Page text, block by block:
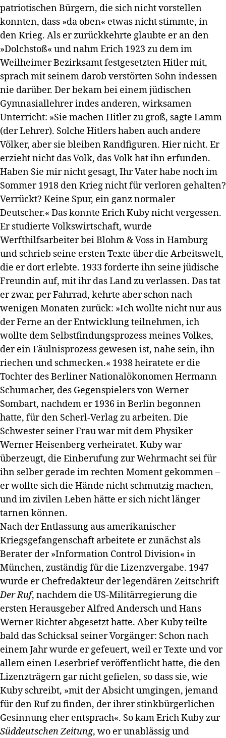
patriotischen Bürgern, die sich nicht vorstellen
konnten, dass »da oben« etwas nicht stimmte, in
den Krieg. Als er zurückkehrte glaubte er an den
»Dolchstoß« und nahm Erich 1923 zu dem im
Weilheimer Bezirksamt festgesetzten Hitler mit,
sprach mit seinem darob verstörten Sohn indessen
nie darüber. Der bekam bei einem jüdischen
Gymnasiallehrer indes anderen, wirksamen
Unterricht: »Sie machen Hitler zu groß, sagte Lamm
(der Lehrer). Solche Hitlers haben auch andere
Völker, aber sie bleiben Randfiguren. Hier nicht. Er
erzieht nicht das Volk, das Volk hat ihn erfunden.
Haben Sie mir nicht gesagt, Ihr Vater habe noch im
Sommer 1918 den Krieg nicht für verloren gehalten?
Verrückt? Keine Spur, ein ganz normaler
Deutscher.« Das konnte Erich Kuby nicht vergessen.
Er studierte Volkswirtschaft, wurde
Werfthilfsarbeiter bei Blohm & Voss in Hamburg
und schrieb seine ersten Texte über die Arbeitswelt,
die er dort erlebte. 1933 forderte ihn seine jüdische
Freundin auf, mit ihr das Land zu verlassen. Das tat
er zwar, per Fahrrad, kehrte aber schon nach
wenigen Monaten zurück: »Ich wollte nicht nur aus
der Ferne an der Entwicklung teilnehmen, ich
wollte dem Selbstfindungsprozess meines Volkes,
der ein Fäulnisprozess gewesen ist, nahe sein, ihn
riechen und schmecken.« 1938 heiratete er die
Tochter des Berliner Nationalökonomen Hermann
Schumacher, des Gegenspielers von Werner
Sombart, nachdem er 1936 in Berlin begonnen
hatte, für den Scherl-Verlag zu arbeiten. Die
Schwester seiner Frau war mit dem Physiker
Werner Heisenberg verheiratet. Kuby war
überzeugt, die Einberufung zur Wehrmacht sei für
ihn selber gerade im rechten Moment gekommen –
er wollte sich die Hände nicht schmutzig machen,
und im zivilen Leben hätte er sich nicht länger
tarnen können.
Nach der Entlassung aus amerikanischer
Kriegsgefangenschaft arbeitete er zunächst als
Berater der »Information Control Division« in
München, zuständig für die Lizenzvergabe. 1947
wurde er Chefredakteur der legendären Zeitschrift
Der Ruf, nachdem die US-Militärregierung die
ersten Herausgeber Alfred Andersch und Hans
Werner Richter abgesetzt hatte. Aber Kuby teilte
bald das Schicksal seiner Vorgänger: Schon nach
einem Jahr wurde er gefeuert, weil er Texte und vor
allem einen Leserbrief veröffentlicht hatte, die den
Lizenzträgern gar nicht gefielen, so dass sie, wie
Kuby schreibt, »mit der Absicht umgingen, jemand
für den Ruf zu finden, der ihrer stinkbürgerlichen
Gesinnung eher entsprach«. So kam Erich Kuby zur
Süddeutschen Zeitung, wo er unablässig und